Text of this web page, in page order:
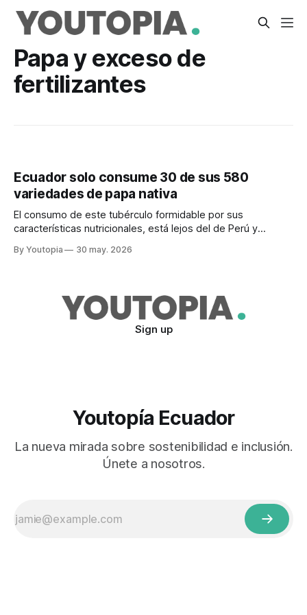
Papa y exceso de
fertilizantes
Ecuador solo consume 30 de sus 580
variedades de papa nativa
El consumo de este tubérculo formidable por sus
características nutricionales, está lejos del de Perú y
preocupantes
By Youtopia 30 may. 2026
Sign up
Youtopía Ecuador
La nueva mirada sobre sostenibilidad e inclusión.
Únete a nosotros.